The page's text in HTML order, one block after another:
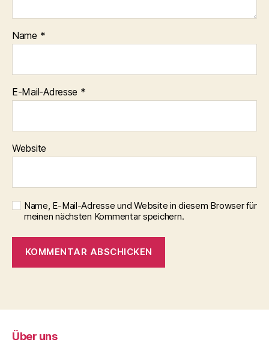
Name *
E-Mail-Adresse *
Website
Name, E-Mail-Adresse und Website in diesem Browser für
meinen nächsten Kommentar speichern.
Über uns